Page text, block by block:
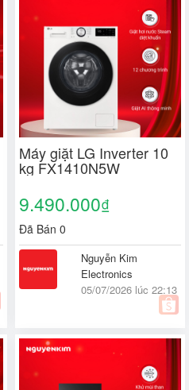
Máy giặt LG Inverter 10
kg FX1410N5W
9.490.000₫
Đã Bán 0
Nguyễn Kim
Electronics
05/07/2026 lúc 22:13